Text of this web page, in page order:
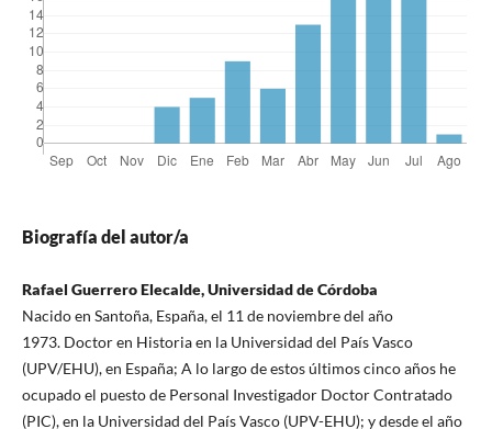
Biografía del autor/a
Rafael Guerrero Elecalde, Universidad de Córdoba
Nacido en Santoña, España, el 11 de noviembre del año
1973. Doctor en Historia en la Universidad del País Vasco
(UPV/EHU), en España; A lo largo de estos últimos cinco años he
ocupado el puesto de Personal Investigador Doctor Contratado
(PIC), en la Universidad del País Vasco (UPV-EHU); y desde el año